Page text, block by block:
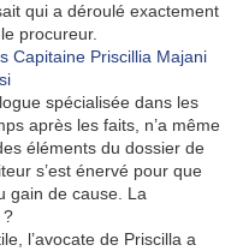
qui a déroulé exactement
procureur.
spécialisée dans les
après les faits, n’a même
éléments du dossier de
s’est énervé pour que
gain de cause. La
?
l’avocate de Priscilla a